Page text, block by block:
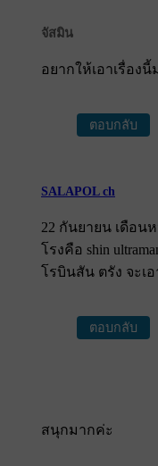
จัสมิน
อยากให้เอาเรื่องนี้
ตอบกลับ
SALAPOL ch
22 กันยายน เดือน
โรงคือ shin
โรบินสัน ตรัง จะเ
ตอบกลับ
สนุกมากค่ะ